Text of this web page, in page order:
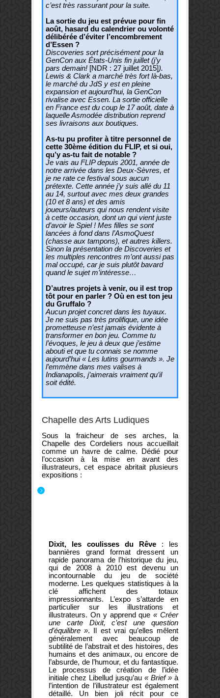
c’est très rassurant pour la suite.
La sortie du jeu est prévue pour fin
août, hasard du calendrier ou volonté
délibérée d’éviter l’encombrement
d’Essen ?
Discoveries sort précisément pour la
GenCon aux États-Unis fin juillet (j’y
pars demain! [NDR : 27 juillet 2015]).
Lewis & Clark a marché très fort là-bas,
le marché du JdS y est en pleine
expansion et aujourd’hui, la GenCon
rivalise avec Essen. La sortie officielle
en France est du coup le 17 août, date à
laquelle Asmodée distribution reprend
ses livraisons aux boutiques.
As-tu pu profiter à titre personnel de
cette 30ème édition du FLIP, et si oui,
qu’y as-tu fait de notable ?
Je vais au FLIP depuis 2001, année de
notre arrivée dans les Deux-Sèvres, et
je ne rate ce festival sous aucun
prétexte. Cette année j’y suis allé du 11
au 14, surtout avec mes deux grandes
(10 et 8 ans) et des amis
joueurs/auteurs qui nous rendent visite
à cette occasion, dont un qui vient juste
d’avoir le Spiel ! Mes filles se sont
lancées à fond dans l’AsmoQuest
(chasse aux tampons), et autres killers.
Sinon la présentation de Discoveries et
les multiples rencontres m’ont aussi pas
mal occupé, car je suis plutôt bavard
quand le sujet m’intéresse…
D’autres projets à venir, ou il est trop
tôt pour en parler ? Où en est ton jeu
du Gruffalo ?
Aucun projet concret dans les tuyaux.
Je ne suis pas très prolifique, une idée
prometteuse n’est jamais évidente à
transformer en bon jeu. Comme tu
l’évoques, le jeu à deux que j’estime
abouti et que tu connais se nomme
aujourd’hui « Les lutins gourmands ». Je
l’emmène dans mes valises à
Indianapolis, j’aimerais vraiment qu’il
soit édité.
Chapelle des Arts Ludiques
Sous la fraicheur de ses arches, la
Chapelle des Cordeliers nous accueillait
comme un havre de calme. Dédié pour
l’occasion à la mise en avant des
illustrateurs, cet espace abritait plusieurs
expositions :
Dixit, les coulisses du Rêve : les
bannières grand format dressent un
rapide panorama de l’historique du jeu,
qui de 2008 à 2010 est devenu un
incontournable du jeu de société
moderne. Les quelques statistiques à la
clé affichent des totaux
impressionnants. L’expo s’attarde en
particulier sur les illustrations et
illustrateurs. On y apprend que« Créer
une carte Dixit, c’est une question
d’équilibre ». Il est vrai qu’elles mêlent
généralement avec beaucoup de
subtilité de l’abstrait et des histoires, des
humains et des animaux, ou encore de
l’absurde, de l’humour, et du fantastique.
Le processus de création de l’idée
initiale chez Libellud jusqu’au « Brief » à
l’intention de l’illustrateur est également
détaillé. Un bien joli récit pour ce
Forcément,
avecUne
illustration,